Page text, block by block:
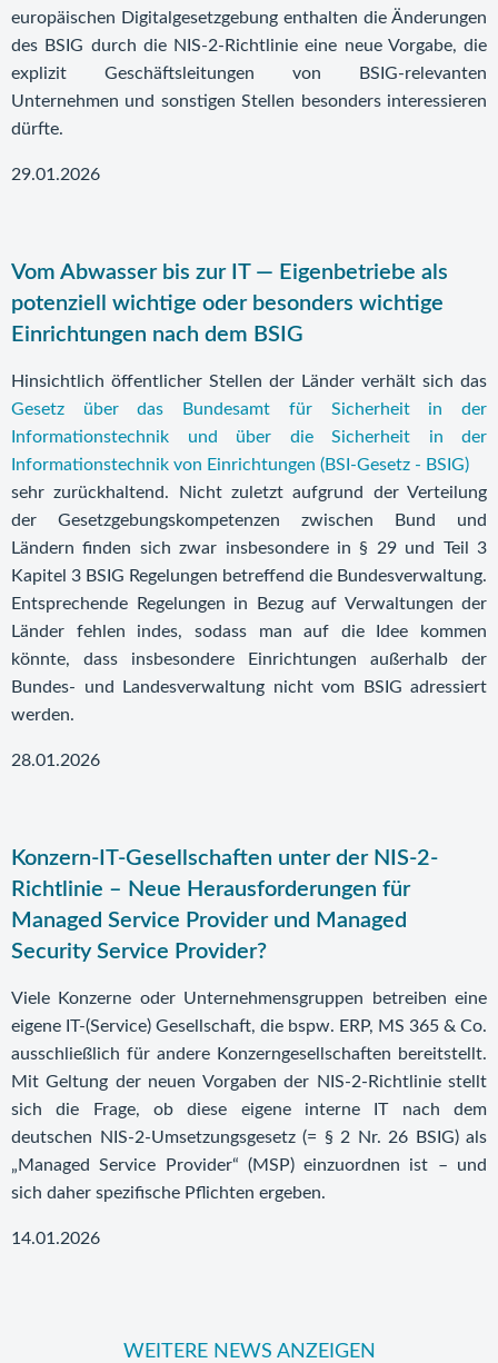
europäischen Digitalgesetzgebung enthalten die Änderungen
des BSIG durch die NIS-2-Richtlinie eine neue Vorgabe, die
explizit Geschäftsleitungen von BSIG-relevanten
Unternehmen und sonstigen Stellen besonders interessieren
dürfte.
29.01.2026
Vom Abwasser bis zur IT — Eigenbetriebe als
potenziell wichtige oder besonders wichtige
Einrichtungen nach dem BSIG
Hinsichtlich öffentlicher Stellen der Länder verhält sich das
Gesetz über das Bundesamt für Sicherheit in der
Informationstechnik und über die Sicherheit in der
Informationstechnik von Einrichtungen (BSI-Gesetz - BSIG)
sehr zurückhaltend. Nicht zuletzt aufgrund der Verteilung
der Gesetzgebungskompetenzen zwischen Bund und
Ländern finden sich zwar insbesondere in § 29 und Teil 3
Kapitel 3 BSIG Regelungen betreffend die Bundesverwaltung.
Entsprechende Regelungen in Bezug auf Verwaltungen der
Länder fehlen indes, sodass man auf die Idee kommen
könnte, dass insbesondere Einrichtungen außerhalb der
Bundes- und Landesverwaltung nicht vom BSIG adressiert
werden.
28.01.2026
Konzern-IT-Gesellschaften unter der NIS-2-
Richtlinie – Neue Herausforderungen für
Managed Service Provider und Managed
Security Service Provider?
Viele Konzerne oder Unternehmensgruppen betreiben eine
eigene IT-(Service) Gesellschaft, die bspw. ERP, MS 365 & Co.
ausschließlich für andere Konzerngesellschaften bereitstellt.
Mit Geltung der neuen Vorgaben der NIS-2-Richtlinie stellt
sich die Frage, ob diese eigene interne IT nach dem
deutschen NIS-2-Umsetzungsgesetz (= § 2 Nr. 26 BSIG) als
„Managed Service Provider“ (MSP) einzuordnen ist – und
sich daher spezifische Pflichten ergeben.
14.01.2026
WEITERE NEWS ANZEIGEN